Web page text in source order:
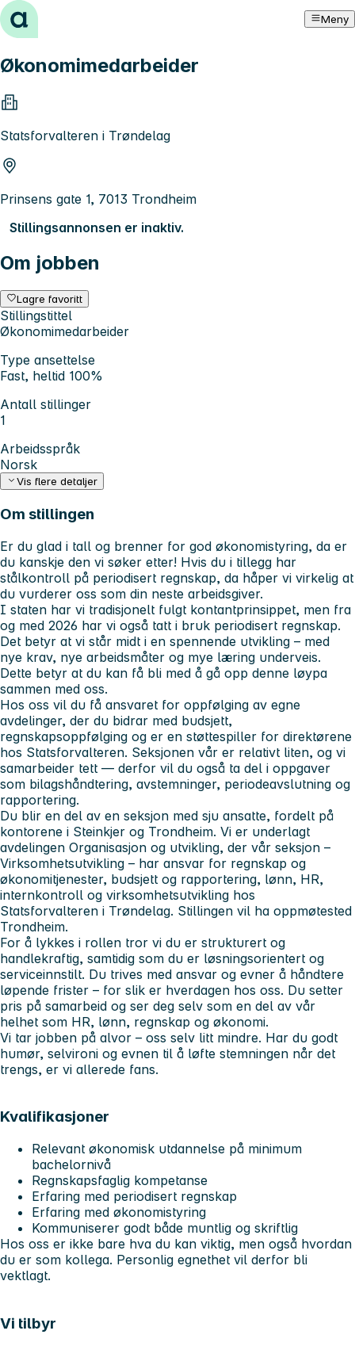
Hopp til innhold Meny
Økonomimedarbeider
Statsforvalteren i Trøndelag
Prinsens gate 1, 7013 Trondheim
Stillingsannonsen er inaktiv.
Om jobben
Lagre favoritt
Stillingstittel
Økonomimedarbeider
Type ansettelse
Fast, heltid 100%
Antall stillinger
1
Arbeidsspråk
Norsk
Vis flere detaljer
Om stillingen
Er du glad i tall og brenner for god økonomistyring, da er
du kanskje den vi søker etter! Hvis du i tillegg har
stålkontroll på periodisert regnskap, da håper vi virkelig at
du vurderer oss som din neste arbeidsgiver.
I staten har vi tradisjonelt fulgt kontantprinsippet, men fra
og med 2026 har vi også tatt i bruk periodisert regnskap.
Det betyr at vi står midt i en spennende utvikling – med
nye krav, nye arbeidsmåter og mye læring underveis.
Dette betyr at du kan få bli med å gå opp denne løypa
sammen med oss.
Hos oss vil du få ansvaret for oppfølging av egne
avdelinger, der du bidrar med budsjett,
regnskapsoppfølging og er en støttespiller for direktørene
hos Statsforvalteren. Seksjonen vår er relativt liten, og vi
samarbeider tett — derfor vil du også ta del i oppgaver
som bilagshåndtering, avstemninger, periodeavslutning og
rapportering.
Du blir en del av en seksjon med sju ansatte, fordelt på
kontorene i Steinkjer og Trondheim. Vi er underlagt
avdelingen Organisasjon og utvikling, der vår seksjon –
Virksomhetsutvikling – har ansvar for regnskap og
økonomitjenester, budsjett og rapportering, lønn, HR,
internkontroll og virksomhetsutvikling hos
Statsforvalteren i Trøndelag. Stillingen vil ha oppmøtested
Trondheim.
For å lykkes i rollen tror vi du er strukturert og
handlekraftig, samtidig som du er løsningsorientert og
serviceinnstilt. Du trives med ansvar og evner å håndtere
løpende frister – for slik er hverdagen hos oss. Du setter
pris på samarbeid og ser deg selv som en del av vår
helhet som HR, lønn, regnskap og økonomi.
Vi tar jobben på alvor – oss selv litt mindre. Har du godt
humør, selvironi og evnen til å løfte stemningen når det
trengs, er vi allerede fans.
Kvalifikasjoner
Relevant økonomisk utdannelse på minimum
bachelornivå
Regnskapsfaglig kompetanse
Erfaring med periodisert regnskap
Erfaring med økonomistyring
Kommuniserer godt både muntlig og skriftlig
Hos oss er ikke bare hva du kan viktig, men også hvordan
du er som kollega. Personlig egnethet vil derfor bli
vektlagt.
Vi tilbyr